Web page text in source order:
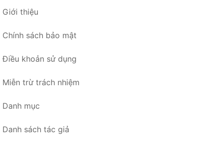
Giới thiệu
Chính sách bảo mật
Điều khoản sử dụng
Miễn trừ trách nhiệm
Danh mục
Danh sách tác giả